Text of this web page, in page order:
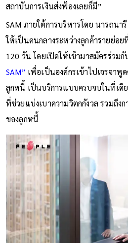
สถาบันการเงินส่งฟ้องเลยก็มี”
SAM ภายใต้การบริหารโดย นารถน
ให้เป็นคนกลางระหว่างลูกค้ารายย่อย
120 วัน โดยเปิดให้เข้ามาสมัครร่วมกั
SAM” เพื่อเป็นองค์กรเข้าไปเจรจา
ลูกหนี้ เป็นบริการแบบครบจบในที่เดี
ที่ช่วยแบ่งเบาความวิตกกังวล รวมถึงก
ของลูกหนี้